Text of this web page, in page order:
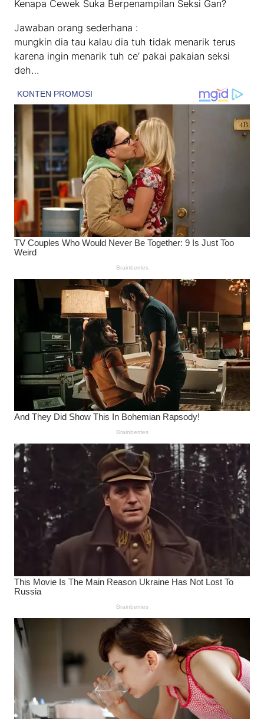
Kenapa Cewek Suka Berpenampilan Seksi Gan?
Jawaban orang sederhana :
mungkin dia tau kalau dia tuh tidak menarik terus
karena ingin menarik tuh ce’ pakai pakaian seksi
deh…